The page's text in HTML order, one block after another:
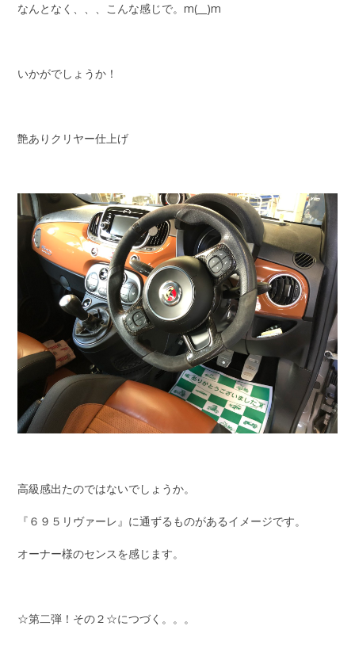
なんとなく、、、こんな感じで。m(__)m
いかがでしょうか！
艶ありクリヤー仕上げ
高級感出たのではないでしょうか。
『６９５リヴァーレ』に通ずるものがあるイメージです。
オーナー様のセンスを感じます。
☆第二弾！その２☆につづく。。。